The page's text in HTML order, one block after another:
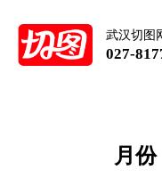
武汉切图
027-
月份